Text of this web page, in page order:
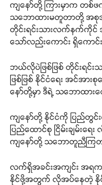
ကျနော်တို့ ကြားမှာက တ
သဘောထားမတူတာတို့ အစုအ
တိုင်းရင်းသားလက်နက်ကိုင်
သော်လည်းကောင်း ရှိကော
ဘယ်လိုပဲဖြစ်ဖြစ် တိုင်းရ
ဖြစ်ဖြစ် နိုင်ငံရေး အင်အာ
နော်တို့မှာ ဒီရဲ့ သဘောထား
ကျနော်တို့ နိုင်ငံကို ပြည်တွင်း
ပြည်ထောင်စု ငြိမ်းချမ်
ကျနော်တို့ သဘောတူညီကြ
လက်ရှိအခင်းအကျင်း အရက
နိုင်ဖို့အတွက် လိုအပ်နေတဲ့ နိုင်